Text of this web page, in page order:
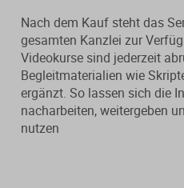
Bücher / Broschüren
Digitale
Digitale Tools zur
Didaktisch aufgebaute
mit Schaubildern und
Geldwäscheprävention
Verfahrensrecht /
Buchführung /
Kanzleiorganisation
Nach dem Kauf steht das
gesamten Kanzlei zur
Videokurse sind jederzeit
Begleitmaterialien wie
ergänzt. So lassen sich die
nacharbeiten, weitergeben
nutzen